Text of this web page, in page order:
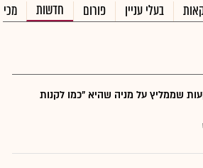
בעלי עניין פורום חדשות
שממליץ על מניה שהיא "כמו לקנות